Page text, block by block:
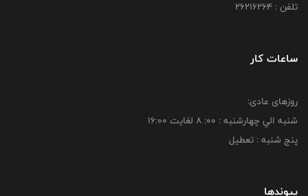
تلفن : 26216264
ساعات کار
روزهای عادی:
شنبه الي چهارشنبه : 00: 8 لغايت 16:00
پنج شنبه : تعطیل
پیوندها